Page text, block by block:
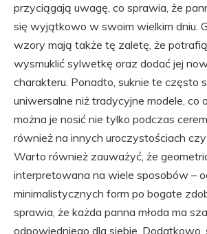
przyciągają uwagę, co sprawia, że
się wyjątkowo w swoim wielkim dniu.
wzory mają także tę zaletę, że
wysmuklić sylwetkę oraz dodać jej
charakteru. Ponadto, suknie te często
uniwersalne niż tradycyjne modele, co
można je nosić nie tylko podczas
również na innych uroczystościach
Warto również zauważyć, że
interpretowana na wiele sposobów –
minimalistycznych form po bogate
sprawia, że każda panna młoda ma
odpowiedniego dla siebie. Dodatkowo,